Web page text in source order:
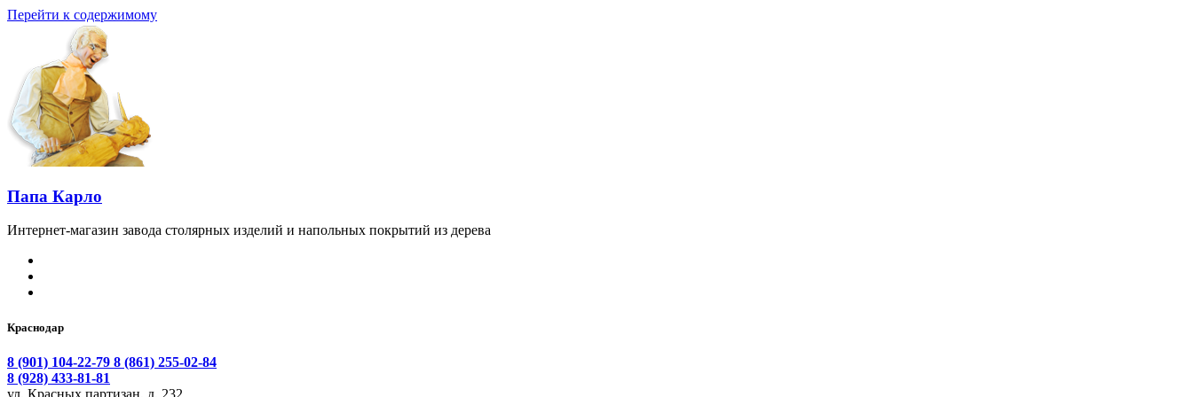
Перейти к содержимому
Папа Карло
Интернет-магазин завода столярных изделий и напольных покрытий из дерева
Краснодар
8 (901) 104-22-79 8 (861) 255-02-84
8 (928) 433-81-81
ул. Красных партизан, д. 232